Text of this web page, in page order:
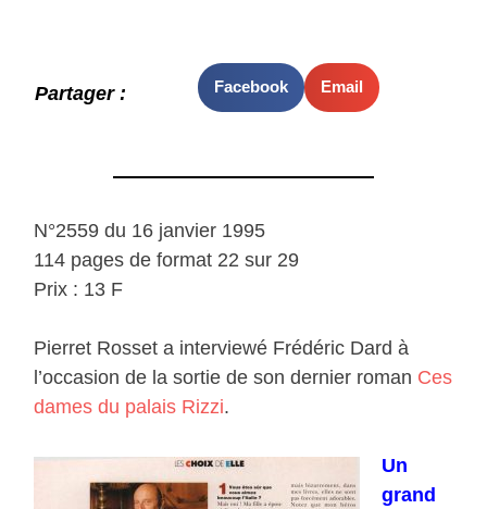
Partager : Facebook Email
N°2559 du 16 janvier 1995
114 pages de format 22 sur 29
Prix : 13 F
Pierret Rosset a interviewé Frédéric Dard à
l’occasion de la sortie de son dernier roman Ces
dames du palais Rizzi.
Un
grand